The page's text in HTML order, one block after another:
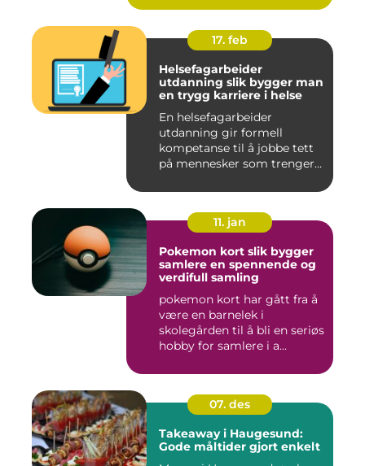
17. feb
Helsefagarbeider
utdanning slik bygger man
en trygg karriere i helse
En helsefagarbeider
utdanning gir formell
kompetanse til å jobbe tett
på mennesker som trenger
11. jan
Pokemon kort slik bygger
samlere en spennende og
verdifull samling
pokemon kort har gått fra å
være en barnelek i
skolegården til å bli en seriøs
hobby for samlere i a...
07. des
Takeaway i Haugesund:
Gode måltider gjort enkelt